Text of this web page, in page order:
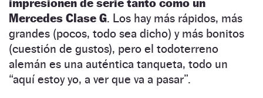
impresionen de serie tanto como un
Mercedes Clase G. Los hay más rápidos, más
grandes (pocos, todo sea dicho) y más bonitos
(cuestión de gustos), pero el todoterreno
alemán es una auténtica tanqueta, todo un
“aquí estoy yo, a ver que va a pasar”.